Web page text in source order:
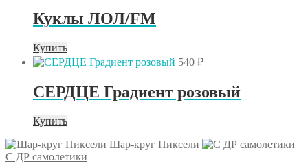
Куклы ЛОЛ/FM
Купить
540 ₽
СЕРДЦЕ Градиент розовый
Купить
Шар-круг Пиксели
С ДР самолетики